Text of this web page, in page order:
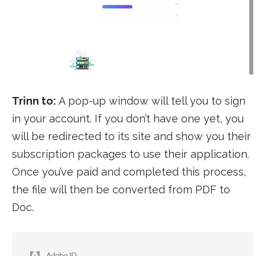
Trinn to: A pop-up window will tell you to sign
in your account. If you don’t have one yet, you
will be redirected to its site and show you their
subscription packages to use their application.
Once you’ve paid and completed this process,
the file will then be converted from PDF to
Doc.